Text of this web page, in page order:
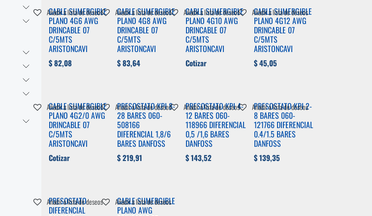
CABLE SUMERGIBLE
PLANO 4G6 AWG
DRINCABLE 07
C/5MTS
ARISTONCAVI
$82,08
Añadir a lista de deseos CABLE SUMERGIBLE
PLANO 4G8 AWG
DRINCABLE 07
C/5MTS
ARISTONCAVI
$83,64
Añadir a lista de deseos CABLE SUMERGIBLE
PLANO 4G10 AWG
DRINCABLE 07
C/5MTS
ARISTONCAVI
Cotizar
Añadir a lista de deseos CABLE SUMERGIBLE
PLANO 4G12 AWG
DRINCABLE 07
C/5MTS
ARISTONCAVI
$45,05
Añadir a lista de deseos
CABLE SUMERGIBLE
PLANO 4G2/0 AWG
DRINCABLE 07
C/5MTS
ARISTONCAVI
Cotizar
Añadir a lista de deseos PRESOSTATO KPI 8-
28 BARES 060-
508166
DIFERENCIAL 1,8/6
BARES DANFOSS
$219,91
Añadir a lista de deseos PRESOSTATO KPI 4-
12 BARES 060-
118966 DIFERENCIAL
0,5 /1,6 BARES
DANFOSS
$143,52
Añadir a lista de deseos PRESOSTATO KPI 2-
8 BARES 060-
121766 DIFERENCIAL
0.4/1.5 BARES
DANFOSS
$139,35
Añadir a lista de deseos
PRESOSTATO
DIFERENCIAL
Añadir a lista de deseos CABLE SUMERGIBLE
PLANO AWG
Añadir a lista de deseos